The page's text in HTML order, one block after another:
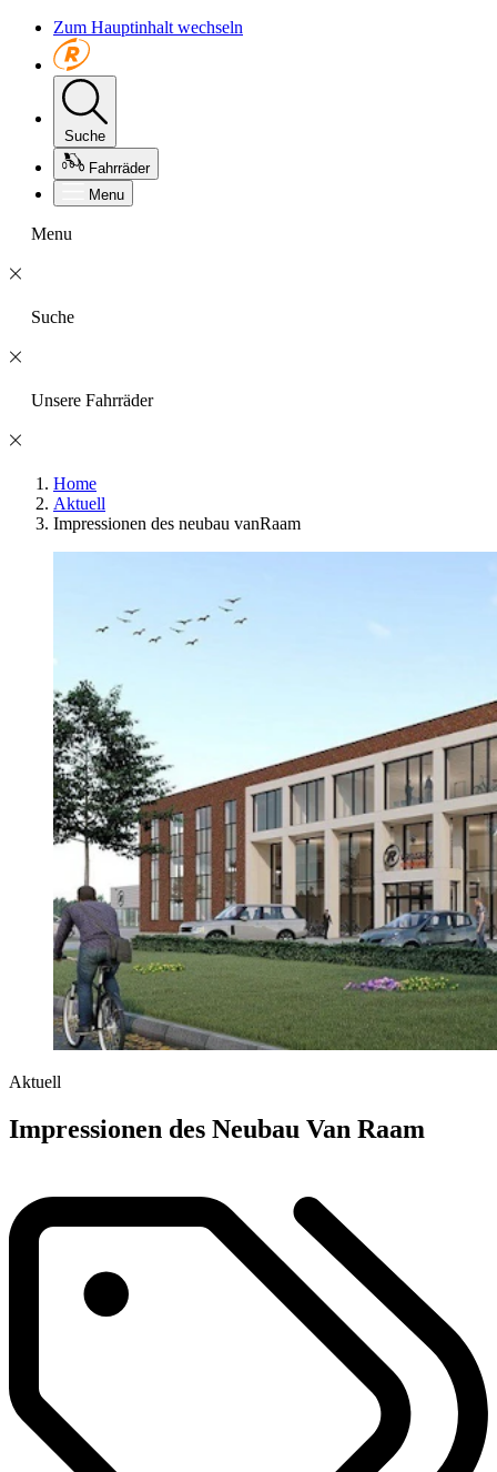
Zum Hauptinhalt wechseln
Suche
Fahrräder
Menu
Menu
Suche
Unsere Fahrräder
Home
Aktuell
Impressionen des neubau vanRaam
Aktuell
Impressionen des Neubau Van Raam